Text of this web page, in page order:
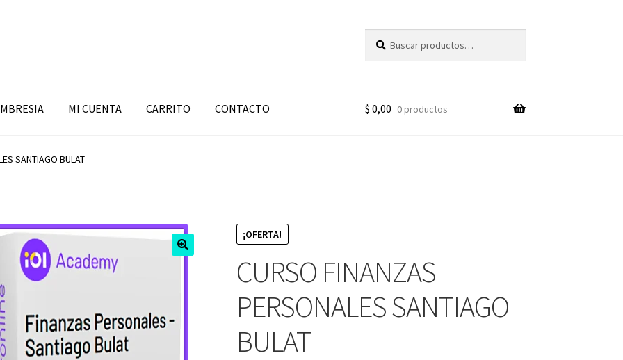
por:
MI CUENTA CARRITO CONTACTO $ 0,00 0 productos
SANTIAGO BULAT
¡OFERTA!
CURSO FINANZAS
PERSONALES SANTIAGO
BULAT